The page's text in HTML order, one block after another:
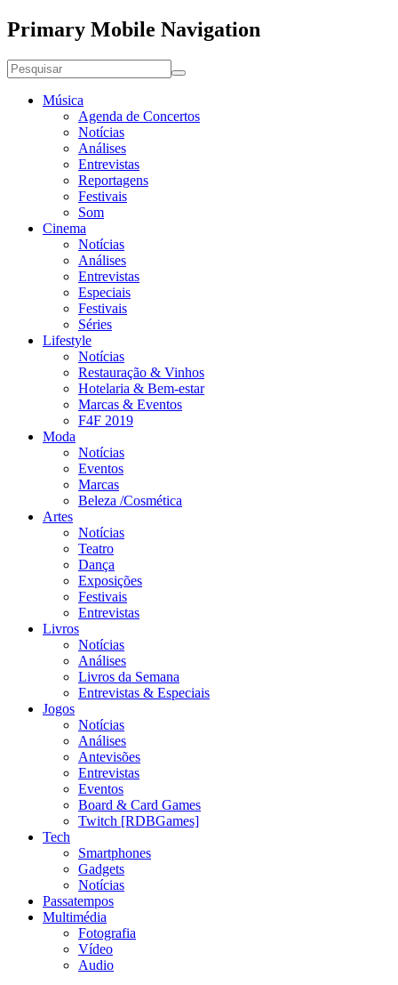
Primary Mobile Navigation
Música
Agenda de Concertos
Notícias
Análises
Entrevistas
Reportagens
Festivais
Som
Cinema
Notícias
Análises
Entrevistas
Especiais
Festivais
Séries
Lifestyle
Notícias
Restauração & Vinhos
Hotelaria & Bem-estar
Marcas & Eventos
F4F 2019
Moda
Notícias
Eventos
Marcas
Beleza /Cosmética
Artes
Notícias
Teatro
Dança
Exposições
Festivais
Entrevistas
Livros
Notícias
Análises
Livros da Semana
Entrevistas & Especiais
Jogos
Notícias
Análises
Antevisões
Entrevistas
Eventos
Board & Card Games
Twitch [RDBGames]
Tech
Smartphones
Gadgets
Notícias
Passatempos
Multimédia
Fotografia
Vídeo
Audio